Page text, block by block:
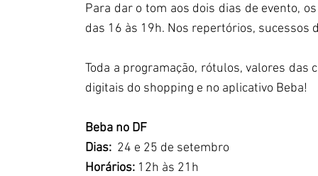
Para dar o tom aos dois dias de evento,
das 16 às 19h. Nos repertórios, sucessos
Toda a programação, rótulos, valores das
digitais do shopping e no aplicativo Beba!
Beba no DF
Dias: 24 e 25 de setembro
Horários: 12h às 21h